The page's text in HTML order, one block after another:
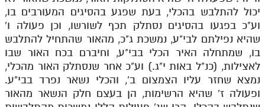
תלמוד עשר הספירות חלק י
תלמוד עשר הספירות חלק יא
תלמוד עשר הספירות חלק יב
תלמוד עשר הספירות חלק יג
תלמוד עשר הספירות חלק יד
יכול להתלבש בהכלי, בעת שפגע בהסיגים המעורבים בו,
וע"כ בפגעו בהסיגים נסתלק תכף לשורשו, וכן פעולה ו'
שהיא נפילתם לבי"ע, נמשכת ג"כ, מהאור שהתחיל להתלבש
בו, שמתחלה האיר הכלי בבי"ע, וחיברם בכח האור שבו
לאצילות, (כנ"ל באות י"ג.) וע"כ אחר שנסתלק האור מהכלי,
נמצא שחזר עליו הצמצום ב', והכלי נשאר נפרד בבי"ע.
ופעולה ז' שהיא הרשימות, הן בעצם חלק הנשאר מהאור